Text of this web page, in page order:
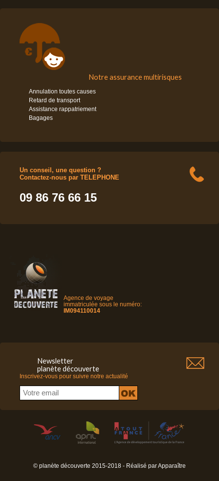
Notre assurance multirisques
Annulation toutes causes
Retard de transport
Assistance rappatriement
Bagages
Un conseil, une question ?
Contactez-nous par TELEPHONE
09 86 76 66 15
Agence de voyage
immatriculée sous le numéro:
IM094110014
Newsletter
planète découverte
Inscrivez-vous pour suivre notre actualité
© planète découverte 2015-2018 - Réalisé parApparaître